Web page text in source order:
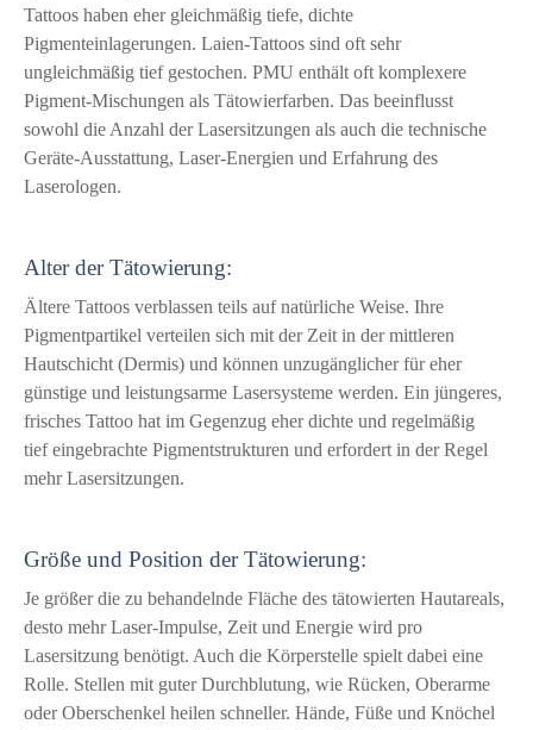
Tattoos haben eher gleichmäßig tiefe, dichte
Pigmenteinlagerungen. Laien-Tattoos sind oft sehr
ungleichmäßig tief gestochen. PMU enthält oft komplexere
Pigment-Mischungen als Tätowierfarben. Das beeinflusst
sowohl die Anzahl der Lasersitzungen als auch die technische
Geräte-Ausstattung, Laser-Energien und Erfahrung des
Laserologen.
Alter der Tätowierung:
Ältere Tattoos verblassen teils auf natürliche Weise. Ihre
Pigmentpartikel verteilen sich mit der Zeit in der mittleren
Hautschicht (Dermis) und können unzugänglicher für eher
günstige und leistungsarme Lasersysteme werden. Ein jüngeres,
frisches Tattoo hat im Gegenzug eher dichte und regelmäßig
tief eingebrachte Pigmentstrukturen und erfordert in der Regel
mehr Lasersitzungen.
Größe und Position der Tätowierung:
Je größer die zu behandelnde Fläche des tätowierten Hautareals,
desto mehr Laser-Impulse, Zeit und Energie wird pro
Lasersitzung benötigt. Auch die Körperstelle spielt dabei eine
Rolle. Stellen mit guter Durchblutung, wie Rücken, Oberarme
oder Oberschenkel heilen schneller. Hände, Füße und Knöchel